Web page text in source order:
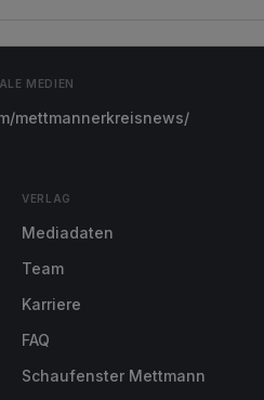
MEDIEN
mettmannerkreisnews/
VERLAG
Mediadaten
Team
Karriere
FAQ
Schaufenster Mettmann